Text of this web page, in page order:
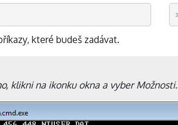
které budeš zadávat.
klikni na ikonku okna a vyber